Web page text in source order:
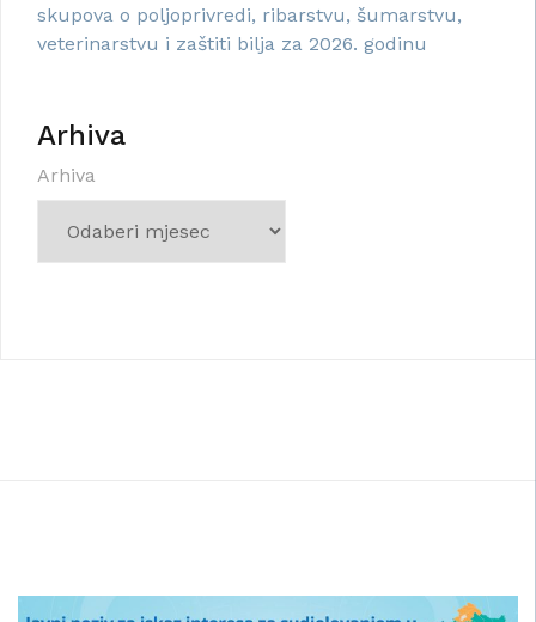
skupova o poljoprivredi, ribarstvu, šumarstvu,
veterinarstvu i zaštiti bilja za 2026. godinu
Arhiva
Arhiva